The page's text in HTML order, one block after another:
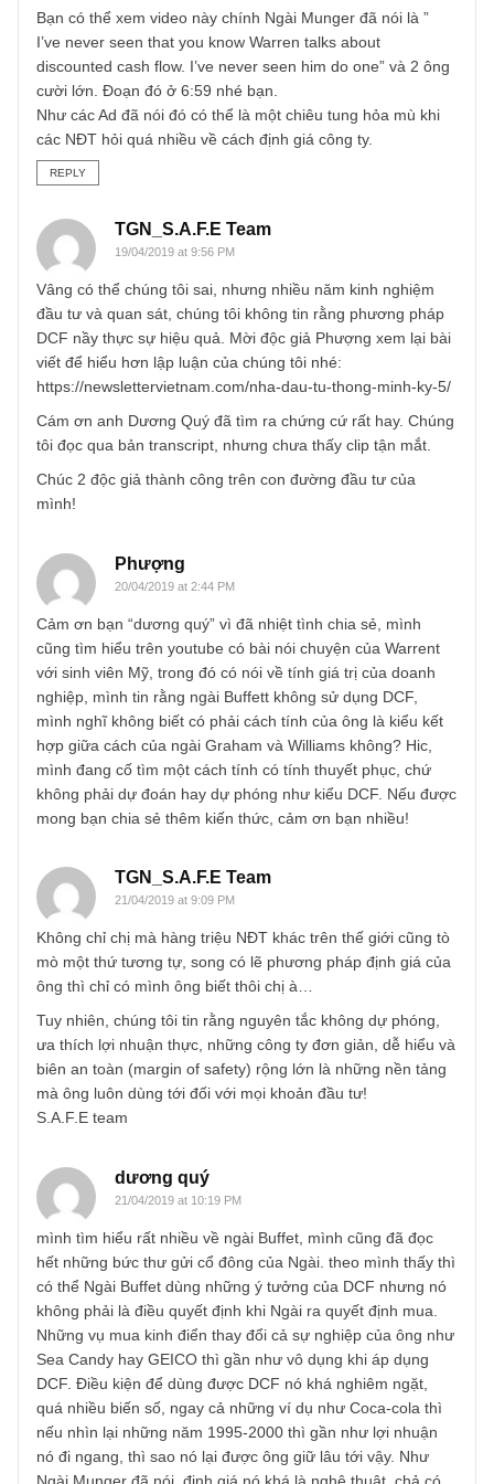
Bạn có thể xem video này chính Ngài Munger đã nói là ”
I’ve never seen that you know Warren talks about
discounted cash flow. I’ve never seen him do one” và 2
cười lớn. Đoạn đó ở 6:59 nhé bạn.
Như các Ad đã nói đó có thể là một chiêu tung hỏa mù khi
các NĐT hỏi quá nhiều về cách định giá công ty.
REPLY
19/04/2019 at 9:56 PM
Vâng có thể chúng tôi sai, nhưng nhiều năm kinh nghiệm
đầu tư và quan sát, chúng tôi không tin rằng phương pháp
DCF nầy thực sự hiệu quả. Mời độc giả Phượng xem lại
viết để hiểu hơn lập luận của chúng tôi nhé:
https://newslettervietnam.com/nha-dau-tu-thong-minh-ky-
Cám ơn anh Dương Quý đã tìm ra chứng cứ rất hay.
tôi đọc qua bản transcript, nhưng chưa thấy clip tận mắt.
mình!
Phượng
20/04/2019 at 2:44 PM
Cảm ơn bạn “dương quý” vì đã nhiệt tình chia sẻ, mình
cũng tìm hiểu trên youtube có bài nói chuyện của Warrent
với sinh viên Mỹ, trong đó có nói về tính giá trị của doanh
nghiệp, mình tin rằng ngài Buffett không sử dụng DCF,
mình nghĩ không biết có phải cách tính của ông là kiểu kết
hợp giữa cách của ngài Graham và Williams không? Hic,
mình đang cố tìm một cách tính có tính thuyết phục, chứ